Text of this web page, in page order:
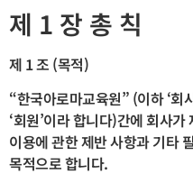
제 1 장 총 칙
제 1 조 (목적)
“한국아로마교육원” (이하 ‘회
‘회원’이라 합니다)간에 회사
이용에 관한 제반 사항과 기타
목적으로 합니다.